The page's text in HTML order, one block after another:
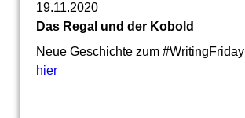
19.11.2020
Das Regal und der Kobold
Neue Geschichte zum #WritingFriday
hier